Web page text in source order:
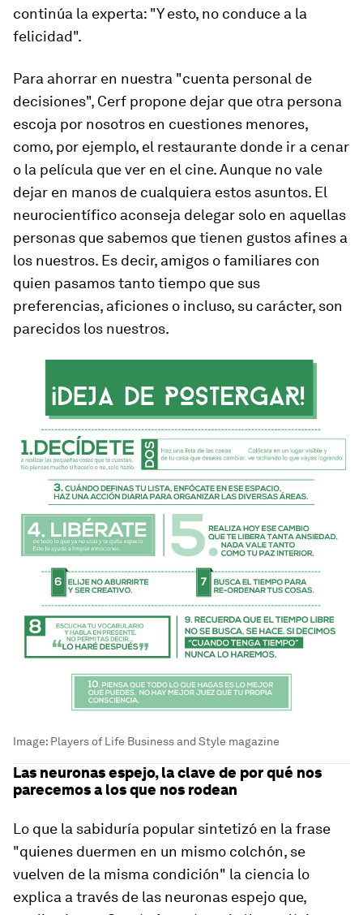
continúa la experta: "Y esto, no conduce a la
felicidad".
Para ahorrar en nuestra "cuenta personal de
decisiones", Cerf propone dejar que otra persona
escoja por nosotros en cuestiones menores,
como, por ejemplo, el restaurante donde ir a cenar
o la película que ver en el cine. Aunque no vale
dejar en manos de cualquiera estos asuntos. El
neurocientífico aconseja delegar solo en aquellas
personas que sabemos que tienen gustos afines a
los nuestros. Es decir, amigos o familiares con
quien pasamos tanto tiempo que sus
preferencias, aficiones o incluso, su carácter, son
parecidos los nuestros.
Image: Players of Life Business and Style magazine
Las neuronas espejo, la clave de por qué nos
parecemos a los que nos rodean
Lo que la sabiduría popular sintetizó en la frase
"quienes duermen en un mismo colchón, se
vuelven de la misma condición" la ciencia lo
explica a través de las neuronas espejo que,